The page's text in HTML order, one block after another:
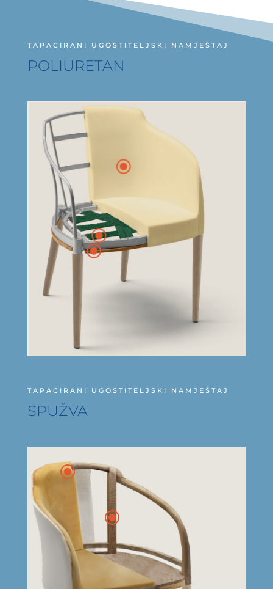
TAPACIRANI UGOSTITELJSKI NAMJEŠTAJ
POLIURETAN
\
\
\
TAPACIRANI UGOSTITELJSKI NAMJEŠTAJ
SPUŽVA
\
\